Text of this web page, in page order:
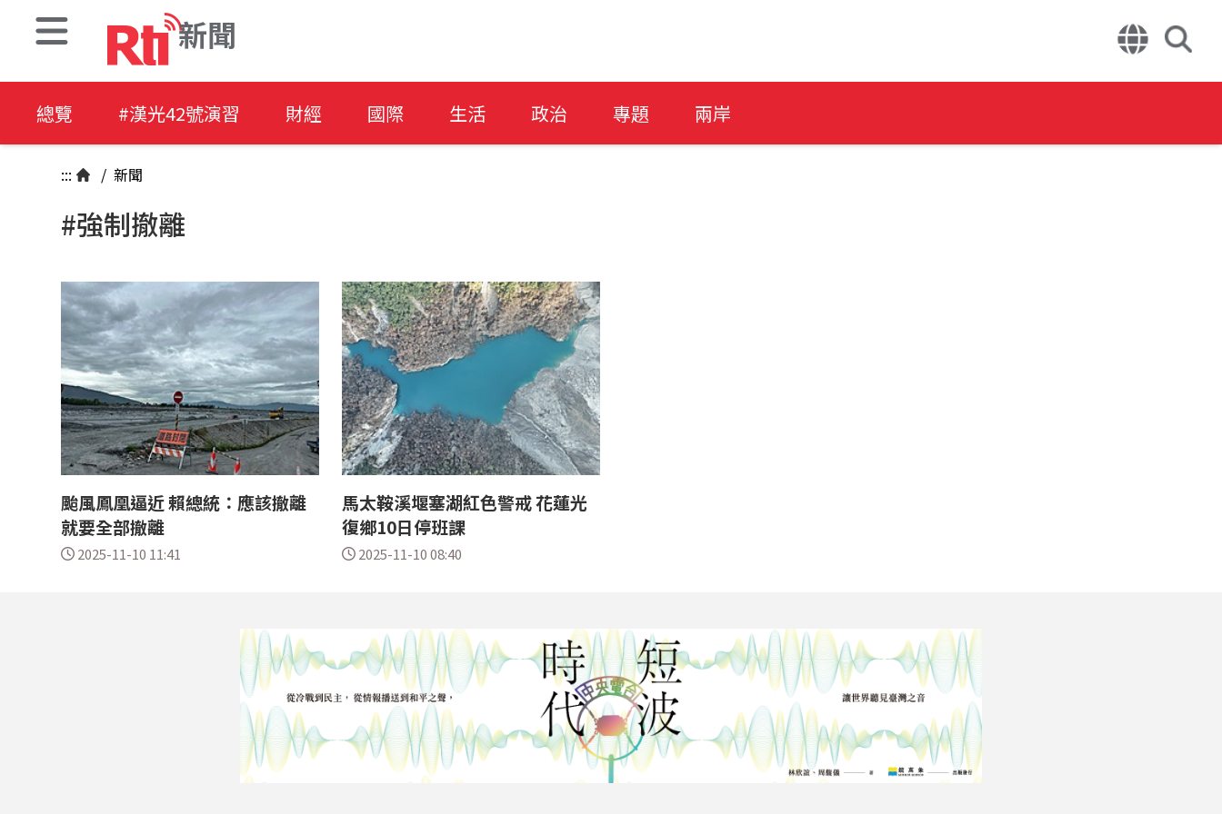
新聞
總覽 #漢光42號演習 財經 國際 生活 政治 專題 兩岸
::: / 新聞
#強制撤離
颱風鳳凰逼近 賴總統：應該撤離
就要全部撤離
2025-11-10 11:41
馬太鞍溪堰塞湖紅色警戒 花蓮光
復鄉10日停班課
2025-11-10 08:40